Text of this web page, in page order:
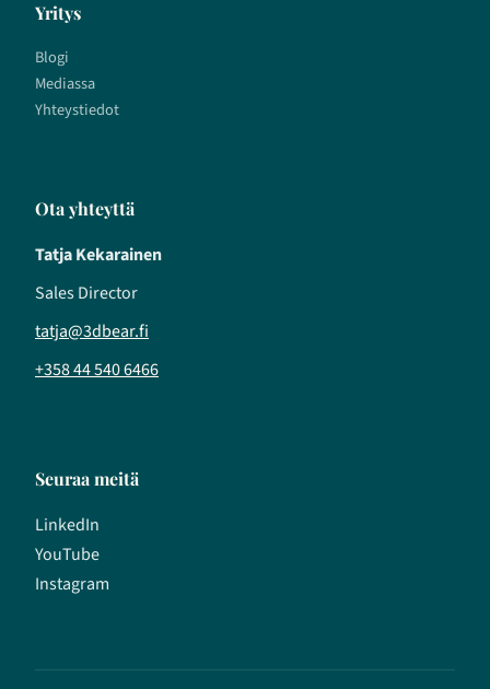
Yritys
Blogi
Mediassa
Yhteystiedot
Ota yhteyttä
Tatja Kekarainen
Sales Director
tatja@3dbear.fi
+358 44 540 6466
Seuraa meitä
LinkedIn
YouTube
Instagram